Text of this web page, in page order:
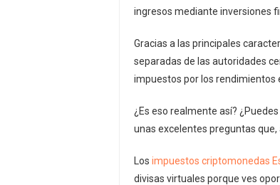
ingresos mediante inversiones
Gracias a las principales
separadas de las autoridades
impuestos por los rendimientos
¿Es eso realmente así?
unas excelentes preguntas
Los impuestos criptomonedas
divisas virtuales porque ves